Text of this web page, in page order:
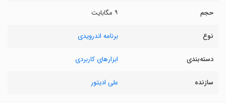
حجم ۹ مگابایت
نوع برنامه اندرویدی
دسته‌بندی ابزارهای کاربردی
سازنده علی ادیتور